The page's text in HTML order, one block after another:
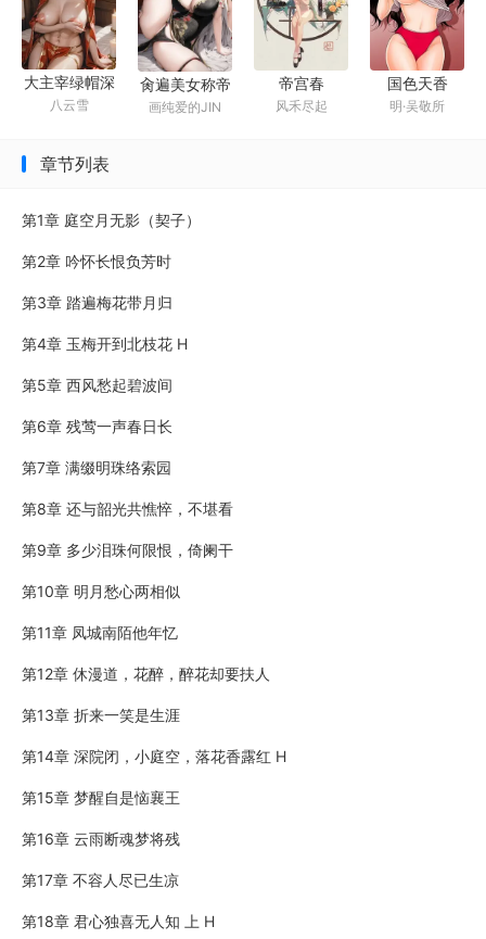
大主宰绿帽深
绿
八云雪
肏遍美女称帝
王
画纯爱的JIN
帝宫春
风禾尽起
国色天香
明·吴敬所
章节列表
第1章 庭空月无影（契子）
第2章 吟怀长恨负芳时
第3章 踏遍梅花带月归
第4章 玉梅开到北枝花 H
第5章 西风愁起碧波间
第6章 残莺一声春日长
第7章 满缀明珠络索园
第8章 还与韶光共憔悴，不堪看
第9章 多少泪珠何限恨，倚阑干
第10章 明月愁心两相似
第11章 凤城南陌他年忆
第12章 休漫道，花醉，醉花却要扶人
第13章 折来一笑是生涯
第14章 深院闭，小庭空，落花香露红 H
第15章 梦醒自是恼襄王
第16章 云雨断魂梦将残
第17章 不容人尽已生凉
第18章 君心独喜无人知 上 H